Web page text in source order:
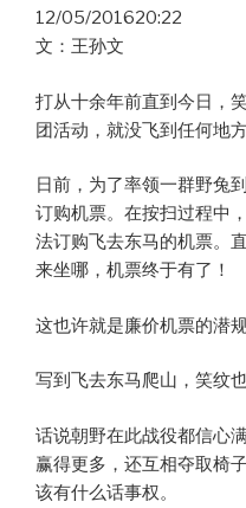
12/05/201620:22
文：王孙文
打从十余年前直到今日，
团活动，就没飞到任何地方
日前，为了率领一群野兔
订购机票。在按扫过程中
法订购飞去东马的机票。
来坐哪，机票终于有了！
这也许就是廉价机票的潜
写到飞去东马爬山，笑纹
话说朝野在此战役都信心
赢得更多，还互相夺取椅
该有什么话事权。